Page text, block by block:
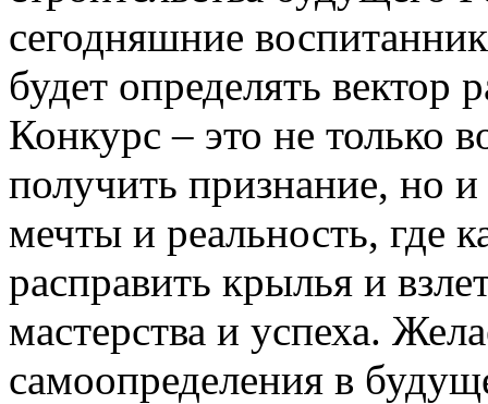
сегодняшние
будет определять вектор
Конкурс – это не только
получить признание, но
мечты и реальность, где
расправить крылья и
мастерства и успеха.
самоопределения в